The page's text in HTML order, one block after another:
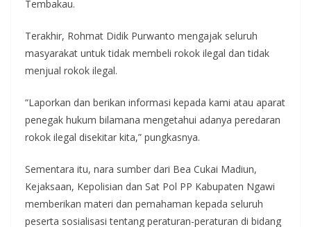
Tembakau.
Terakhir, Rohmat Didik Purwanto mengajak seluruh
masyarakat untuk tidak membeli rokok ilegal dan tidak
menjual rokok ilegal.
“Laporkan dan berikan informasi kepada kami atau aparat
penegak hukum bilamana mengetahui adanya peredaran
rokok ilegal disekitar kita,” pungkasnya.
Sementara itu, nara sumber dari Bea Cukai Madiun,
Kejaksaan, Kepolisian dan Sat Pol PP Kabupaten Ngawi
memberikan materi dan pemahaman kepada seluruh
peserta sosialisasi tentang peraturan-peraturan di bidang